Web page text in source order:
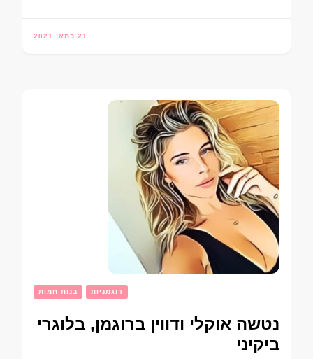
21 במאי 2021
בנות חמות דוגמניות
נטשה אוקלי ודווין ברוגמן, בלוגרי
ביקיני